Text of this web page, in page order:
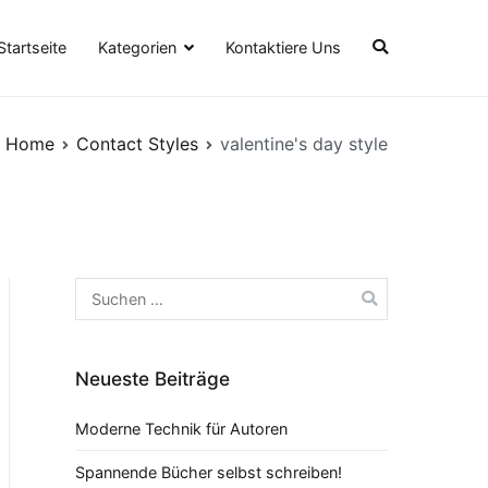
Kategorien Kontaktiere Uns
Home Contact Styles valentine's day style
Suche
nach:
Neueste Beiträge
Moderne Technik für Autoren
Spannende Bücher selbst schreiben!